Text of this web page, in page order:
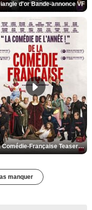
d'or Bande-annonce VF
De la Comédie-Française Teaser VF
manquer